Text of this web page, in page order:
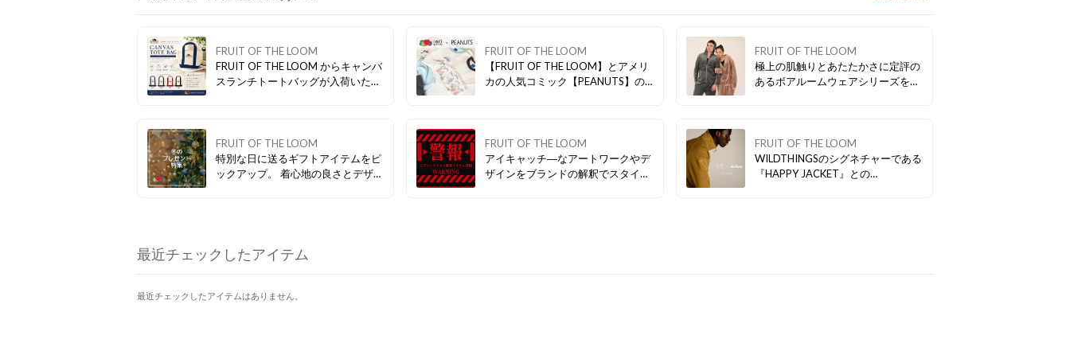
FRUIT OF THE LOOM
FRUIT OF THE LOOM からキャンバ
スランチトートバッグが入荷いたし
かり収まるサイズ感でデイリーから
ちょっとしたお出かけまで幅広く活
躍。外出が楽しくなるアイテムで
FRUIT OF THE LOOM
【FRUIT OF THE LOOM】とアメリ
カの人気コミック【PEANUTS】の
しい表情を組み合わせ、カジュアル
スタイルをワンランクアップしてく
れる一枚です。
FRUIT OF THE LOOM
極上の肌触りとあたたかさに定評の
あるボアルームウェアシリーズをご
なります。 日常を快適に彩る同シリ
ーズを是非お試しください。
FRUIT OF THE LOOM
特別な日に送るギフトアイテムをピ
ックアップ。 着心地の良さとデザイ
が目を惹くアンダーウェアやソック
スもおすすめ。
FRUIT OF THE LOOM
アイキャッチ―なアートワークやデ
ザインをブランドの解釈でスタイリ
FRUIT OF THE LOOM
WILDTHINGSのシグネチャーである
『HAPPY JACKET』との
最近チェックしたアイテム
最近チェックしたアイテムはありません。